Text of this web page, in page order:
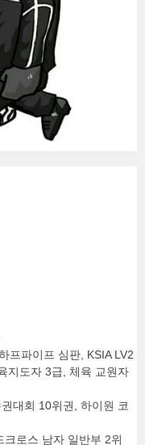
프파이프 심판, KSIA LV2
지도자 3급, 체육 교원자
대회 10위권, 하이원 코
로스 남자 일반부 2위